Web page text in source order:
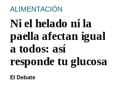
ALIMENTACIÓN
Ni el helado ni la
paella afectan igual
a todos: así
responde tu glucosa
El Debate